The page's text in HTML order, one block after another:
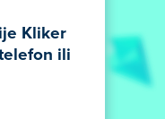
Kliker
ili